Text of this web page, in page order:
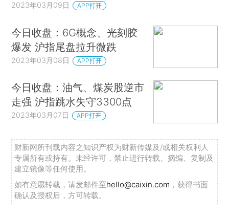
2023年03月09日 APP打开
今日收盘：6G概念、光刻胶
爆发 沪指尾盘拉升微跌
2023年03月08日 APP打开
今日收盘：油气、煤炭股逆市
走强 沪指跳水失守3300点
2023年03月07日 APP打开
财新网所刊载内容之知识产权为财新传媒及/或相关权利人
专属所有或持有。未经许可，禁止进行转载、摘编、复制及
建立镜像等任何使用。
如有意愿转载，请发邮件至hello@caixin.com ，获得书面
确认及授权后，方可转载。